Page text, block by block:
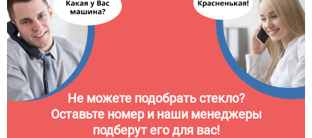
Не можете подобрать стекло?
Оставьте номер и наши менеджеры
подберут его для вас!